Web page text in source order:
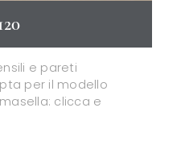
e pareti
per il modello
clicca e